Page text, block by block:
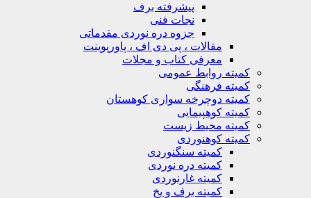
پیشرفته برف
نجات فنی
جزوه دره نوردی مقدماتی
مقالات ، پی دی اف ، پاورپوینت
معرفی کتاب و مجلات
کمیته روابط عمومی
کمیته فرهنگی
کمیته دوچرخه سواری کوهستان
کمیته کوهپیمایی
کمیته محیط زیست
کمیته کوهنوردی
کمیته سنگنوردی
کمیته دره نوردی
کمیته غارنوردی
کمیته برف و یخ